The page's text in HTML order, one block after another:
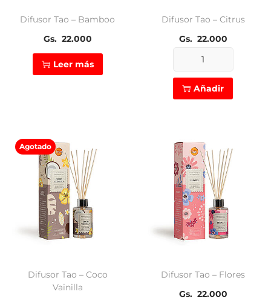
Difusor Tao – Bamboo
Gs. 22.000
Leer más
Difusor Tao – Citrus
Gs. 22.000
Tao
-
Añadir
Agotado
Difusor Tao – Coco
Vainilla
Difusor Tao – Flores
Gs. 22.000